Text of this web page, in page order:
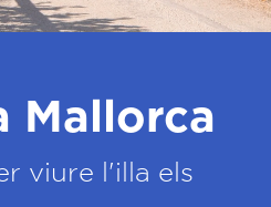
Mallorca
viure l'illa els